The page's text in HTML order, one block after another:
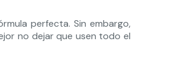
perfecta. Sin embargo,
no dejar que usen todo el